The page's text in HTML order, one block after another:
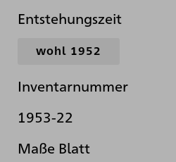
Entstehungszeit
wohl 1952
Inventarnummer
1953-22
Maße Blatt